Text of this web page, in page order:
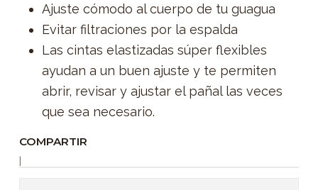
Ajuste cómodo al cuerpo de tu guagua
Evitar filtraciones por la espalda
Las cintas elastizadas súper flexibles
ayudan a un buen ajuste y te permiten
abrir, revisar y ajustar el pañal las veces
que sea necesario.
COMPARTIR